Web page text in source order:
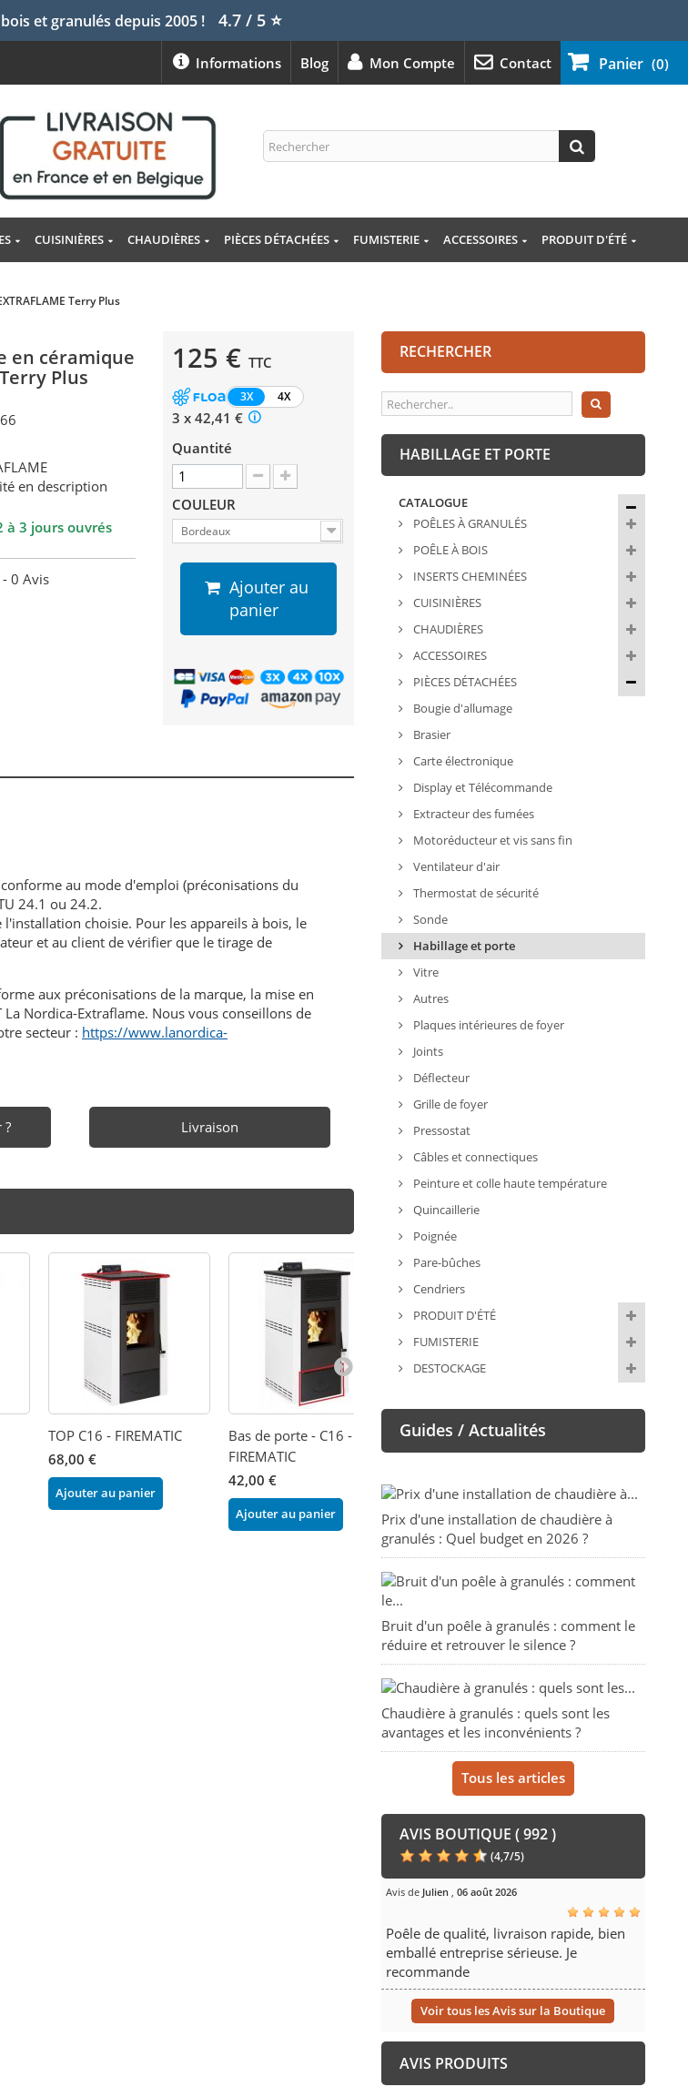
et granulés depuis 2005 ! 4.7 / 5⭐
Panier (0)
Contact
Mon Compte
Blog
Informations
CUISINIÈRES CHAUDIÈRES PIÈCES DÉTACHÉES FUMISTERIE ACCESSOIRES PRODUIT D'ÉTÉ
Terry Plus
en céramique
Terry Plus
en description
à 3 jours ouvrés
- 0 Avis
125 € TTC
3X 4X
3 x 42,41 €
Quantité
COULEUR
Bordeaux
Ajouter au
panier
au mode d'emploi (préconisations du
24.1 ou 24.2.
choisie. Pour les appareils à bois, le
et au client de vérifier que le tirage de
aux préconisations de la marque, la mise en
Nordica-Extraflame. Nous vous conseillons de
secteur : https://www.lanordica-
? Livraison
TOP C16 - FIREMATIC
68,00 €
Ajouter au panier
Bas de porte - C16 -
FIREMATIC
42,00 €
Ajouter au panier
Céramique complète LIU
- LA NORDICA
Ajouter au panier
FIREMATIC
Ajouter au
RECHERCHER
HABILLAGE ET PORTE
CATALOGUE
POÊLES À GRANULÉS
POÊLE À BOIS
INSERTS CHEMINÉES
CUISINIÈRES
CHAUDIÈRES
ACCESSOIRES
PIÈCES DÉTACHÉES
Bougie d'allumage
Brasier
Carte électronique
Display et Télécommande
Extracteur des fumées
Motoréducteur et vis sans fin
Ventilateur d'air
Thermostat de sécurité
Sonde
Habillage et porte
Vitre
Autres
Plaques intérieures de foyer
Joints
Déflecteur
Grille de foyer
Pressostat
Câbles et connectiques
Peinture et colle haute température
Quincaillerie
Poignée
Pare-bûches
Cendriers
PRODUIT D'ÉTÉ
FUMISTERIE
DESTOCKAGE
Guides / Actualités
Prix d'une installation de chaudière à
granulés : Quel budget en 2026 ?
Bruit d'un poêle à granulés : comment le
réduire et retrouver le silence ?
Chaudière à granulés : quels sont les
avantages et les inconvénients ?
Tous les articles
AVIS BOUTIQUE ( 992 )
(4,7/5)
Avis de Julien, 06 août 2026
Poêle de qualité, livraison rapide, bien
emballé entreprise sérieuse. Je
recommande
Voir tous les Avis sur la Boutique
AVIS PRODUITS